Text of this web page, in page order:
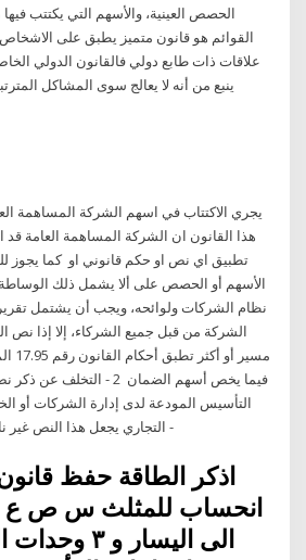
الحصص العينية، والأسهم التي يكتتب
القوائم هو قانون متميز يطبق على الاشخاص
علاقات ذات طابع دولي فالقانون الدولي
ينبع من أنه لا يعالج سوى المشاكل
يجري الاكتتاب في اسهم الشركة المساهمة
هذا القانون ان الشركة المساهمة العامة
تطبيق اي نص او حكم قانوني او كما
الأسهم أو الحصص على ألا يشمل ذلك
نظام الشركات ولوائحه، ويجب أن يشتمل
الشركة من قبل جميع الشركاء، إلا إذا نص
فيما يخص أسهم الضمان 2 -
التأسيس المودعة لدى إدارة الشركات أو
التجاري يجعل هذا النص غير نافذ في حق ذوي الشأن . 3 -
اذكر الطاقة حفظ
انحساب للمثلث س ص ع
الى اليسار و